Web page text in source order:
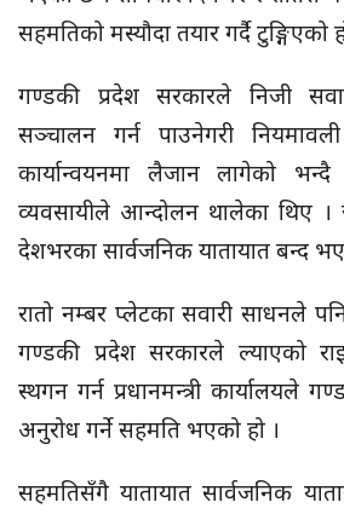
सहमतिको मस्यौदा तयार गर्दै टुङ्गिएको
गण्डकी प्रदेश सरकारले निजी
सञ्चालन गर्न पाउनेगरी
कार्यान्वयनमा लैजान लागेको भन्दै
व्यवसायीले आन्दोलन थालेका थिए ।
देशभरका सार्वजनिक यातायात बन्द
रातो नम्बर प्लेटका सवारी साधनले
गण्डकी प्रदेश सरकारले ल्याएको
स्थगन गर्न प्रधानमन्त्री कार्यालयले
अनुरोध गर्ने सहमति भएको हो ।
सहमतिसँगै यातायात सार्वजनिक